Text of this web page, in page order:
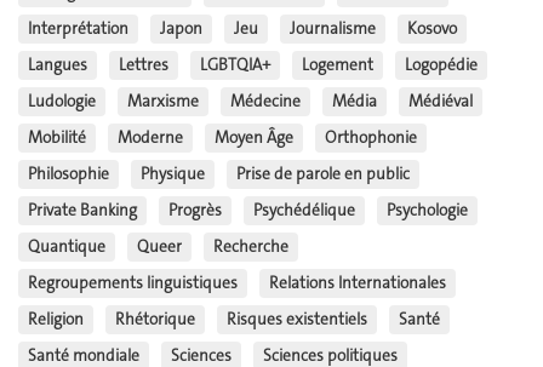
Interprétation
Japon Jeu Journalisme
Kosovo
Langues
Lettres LGBTQIA+ Logement
Logopédie
Ludologie
Marxisme Médecine Média
Médiéval
Mobilité
Moderne Moyen Âge
Orthophonie
Philosophie
Physique
Prise de parole en public
Private Banking
Progrès Psychédélique
Psychologie
Quantique
Queer
Recherche
Regroupements linguistiques
Relations Internationales
Religion
Rhétorique Risques existentiels
Santé
Santé mondiale
Sciences
Sciences politiques